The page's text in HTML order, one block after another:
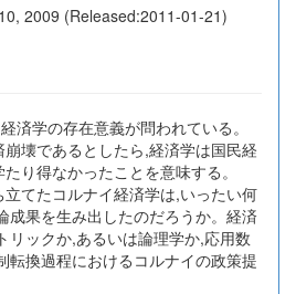
2009 (Released:2011-01-21)
済学の存在意義が問われている。
壊であるとしたら,経済学は国民経
り得なかったことを意味する。
立てたコルナイ経済学は,いったい何
成果を生み出したのだろうか。経済
リックか,あるいは論理学か,応用数
転換過程におけるコルナイの政策提